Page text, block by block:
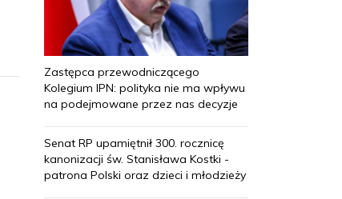
Zastępca przewodniczącego
Kolegium IPN: polityka nie ma wpływu
na podejmowane przez nas decyzje
Senat RP upamiętnił 300. rocznicę
kanonizacji św. Stanisława Kostki -
patrona Polski oraz dzieci i młodzieży